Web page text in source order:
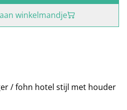
winkelmandje
/ fohn hotel stijl met houder